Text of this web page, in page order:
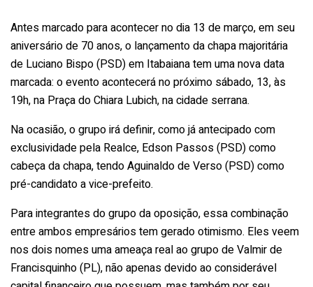
Antes marcado para acontecer no dia 13 de março, em seu
aniversário de 70 anos, o lançamento da chapa majoritária
de Luciano Bispo (PSD) em Itabaiana tem uma nova data
marcada: o evento acontecerá no próximo sábado, 13, às
19h, na Praça do Chiara Lubich, na cidade serrana.
Na ocasião, o grupo irá definir, como já antecipado com
exclusividade pela Realce, Edson Passos (PSD) como
cabeça da chapa, tendo Aguinaldo de Verso (PSD) como
pré-candidato a vice-prefeito.
Para integrantes do grupo da oposição, essa combinação
entre ambos empresários tem gerado otimismo. Eles veem
nos dois nomes uma ameaça real ao grupo de Valmir de
Francisquinho (PL), não apenas devido ao considerável